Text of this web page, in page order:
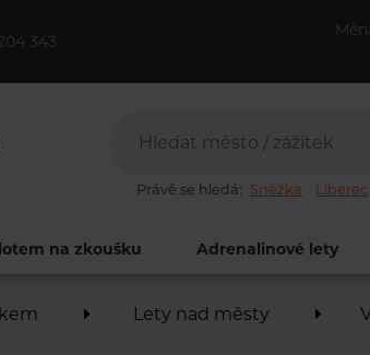
343
Právě se hledá: Sněžka Liberec
na zkoušku Adrenalinové lety
Lety nad městy